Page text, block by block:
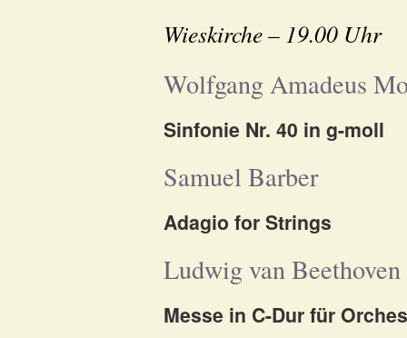
Wieskirche – 19.00 Uhr
Wolfgang Amadeus
Sinfonie Nr. 40 in g-moll
Samuel Barber
Adagio for Strings
Ludwig van Beethoven
Messe in C-Dur für